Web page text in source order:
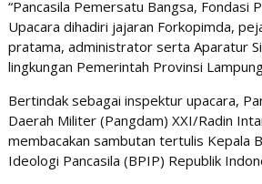
“Pancasila Pemersatu Bangsa, Fondasi
Upacara dihadiri jajaran Forkopimda,
pratama, administrator serta Aparatur
lingkungan Pemerintah Provinsi
Bertindak sebagai inspektur upacara,
Daerah Militer (Pangdam) XXI/Radin
membacakan sambutan tertulis Kepala
Ideologi Pancasila (BPIP) Republik